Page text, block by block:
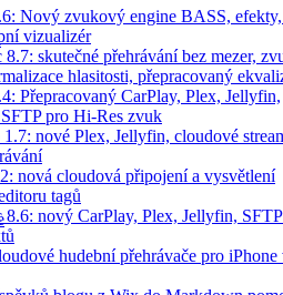
Nový zvukový engine BASS,
vizualizér
8.7: skutečné přehrávání bez mezer,
hlasitosti, přepracovaný
Přepracovaný CarPlay, Plex, Jellyfin,
pro Hi-Res zvuk
nové Plex, Jellyfin, cloudové
nová cloudová připojení a vysvětlení
tagů
8.6: nový CarPlay, Plex, Jellyfin,
hudební přehrávače pro iPhone